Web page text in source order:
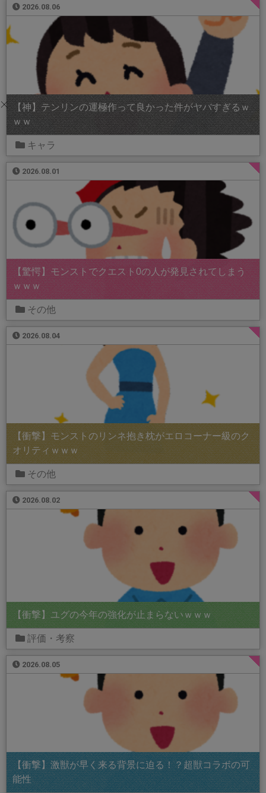
2026.08.06
【神】テンリンの運極作って良かった件がヤバすぎるｗ
ｗｗ
キャラ
2026.08.01
【驚愕】モンストでクエスト0の人が発見されてしまう
ｗｗｗ
その他
2026.08.04
【衝撃】モンストのリンネ抱き枕がエロコーナー級のク
オリティｗｗｗ
その他
2026.08.02
【衝撃】ユグの今年の強化が止まらないｗｗｗ
評価・考察
2026.08.05
【衝撃】激獣が早く来る背景に迫る！？超獣コラボの可
能性